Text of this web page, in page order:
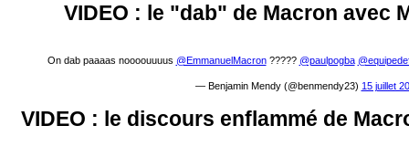
VIDEO : le "dab" de Macron avec
On dab paaaas noooouuuus @EmmanuelMacron????? @paulpogba
— Benjamin Mendy (@benmendy23) 15 juillet
VIDEO : le discours enflammé de